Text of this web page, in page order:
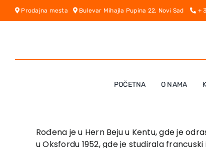
Skip
Prodajna mesta Bulevar Mihajla Pupina 22, Novi Sad +
POČETNA O NAMA
Rođena je u Hern Beju u Kentu, gde je
u Oksfordu 1952, gde je studirala